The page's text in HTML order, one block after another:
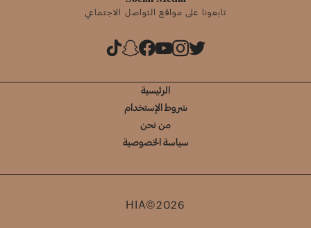
تابعونا على مواقع التواصل الاجتماعي
الرئيسية
شروط الإستخدام
من نحن
سياسة الخصوصية
HIA©2026